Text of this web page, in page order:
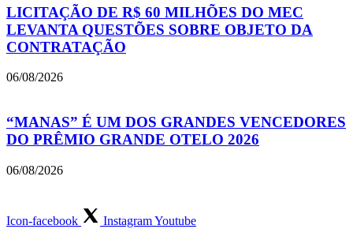
LICITAÇÃO DE R$ 60 MILHÕES DO MEC
LEVANTA QUESTÕES SOBRE OBJETO DA
CONTRATAÇÃO
06/08/2026
“MANAS” É UM DOS GRANDES VENCEDORES
DO PRÊMIO GRANDE OTELO 2026
06/08/2026
Icon-facebook InstagramYoutube